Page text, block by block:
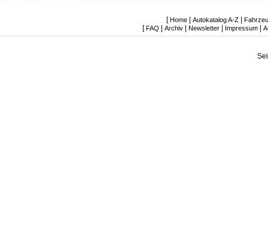
[ Home Autokatalog A-Z
[ FAQ Archiv| Newsletter| Impressum|